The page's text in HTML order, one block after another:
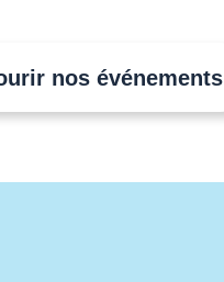
nos événements